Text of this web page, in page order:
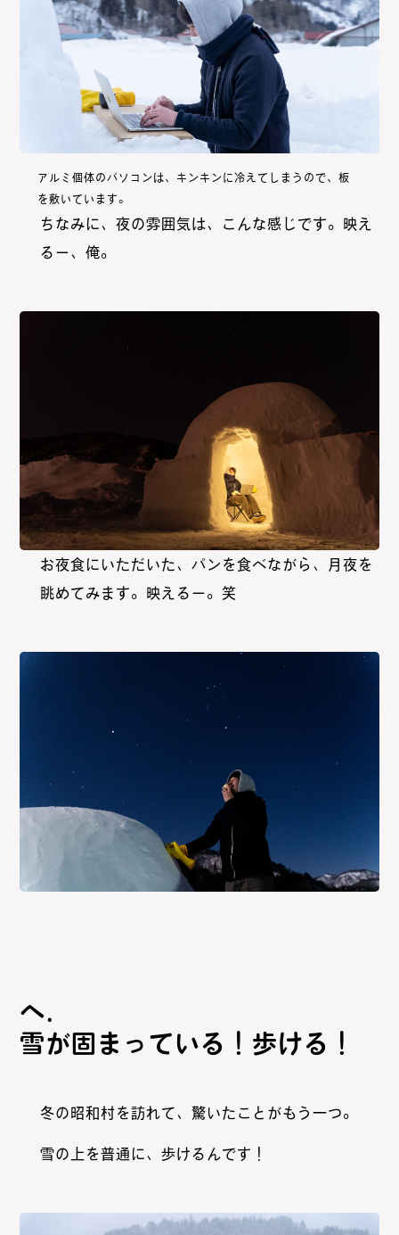
アルミ個体のパソコンは、キンキンに冷えてしまうので、板
を敷いています。
ちなみに、夜の雰囲気は、こんな感じです。映え
るー、俺。
お夜食にいただいた、パンを食べながら、月夜を
眺めてみます。映えるー。笑
雪が固まっている！歩ける！
冬の昭和村を訪れて、驚いたことがもう一つ。
雪の上を普通に、歩けるんです！